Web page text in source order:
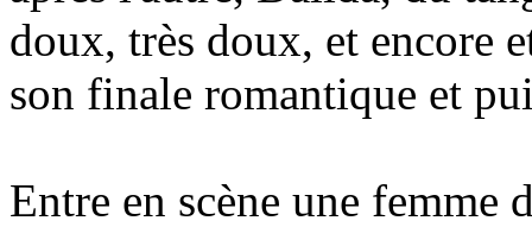
doux, très doux, et encore
son finale romantique et
Entre en scène une femme